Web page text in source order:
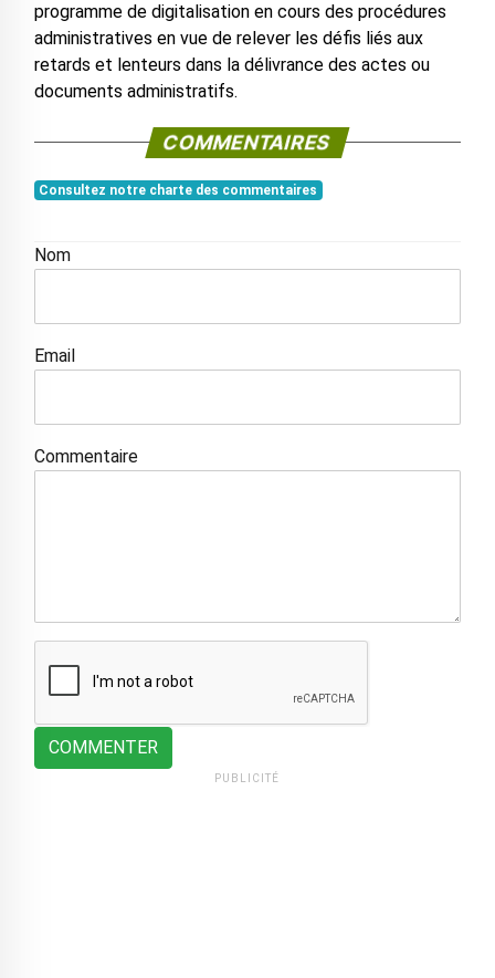
programme de digitalisation en cours des procédures
administratives en vue de relever les défis liés aux
retards et lenteurs dans la délivrance des actes ou
documents administratifs.
COMMENTAIRES
Consultez notre charte des commentaires
Nom
Email
Commentaire
COMMENTER
PUBLICITÉ